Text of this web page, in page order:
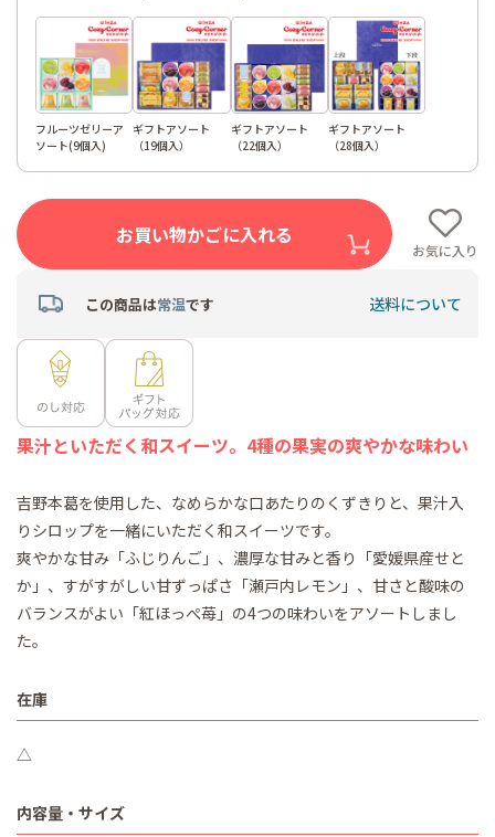
フルーツゼリーア
ソート(9個入)
ギフトアソート
（19個入）
ギフトアソート
（22個入）
ギフトアソート
（28個入）
お買い物かごに入れる
お気に入り
この商品は常温です 送料について
果汁といただく和スイーツ。4種の果実の爽やかな味わい
吉野本葛を使用した、なめらかな口あたりのくずきりと、果汁入
りシロップを一緒にいただく和スイーツです。
爽やかな甘み「ふじりんご」、濃厚な甘みと香り「愛媛県産せと
か」、すがすがしい甘ずっぱさ「瀬戸内レモン」、甘さと酸味の
バランスがよい「紅ほっぺ苺」の4つの味わいをアソートしまし
た。
在庫
△
内容量・サイズ